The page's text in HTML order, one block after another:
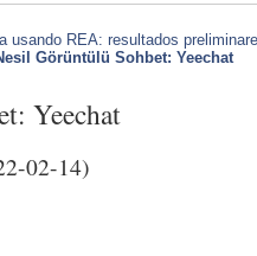
usando REA: resultados
Görüntülü Sohbet: Yeechat
Yeechat
02-14)